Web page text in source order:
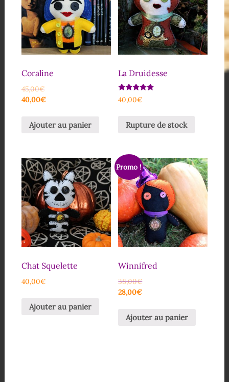
Coraline
45,00€
40,00€
Ajouter au panier
La Druidesse
Note
5.00
40,00€
Rupture de stock
Chat Squelette
40,00€
Ajouter au panier
Promo !
Winnifred
38,00€
28,00€
Ajouter au panier